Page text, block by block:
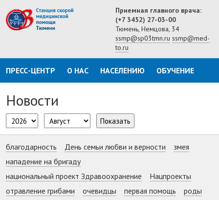
Приемная главного врача:
(+7 3452) 27-03-00
Тюмень, Немцова, 34
ssmp@sp03tmn.ru ssmp@med-
to.ru
ПРЕСС-ЦЕНТР О НАС НАСЕЛЕНИЮ ОБУЧЕНИЕ
Новости
Показать
благодарность День семьи любви и верности
змея
нападение на бригаду
национальный проект Здравоохранение
Нацпроекты
отравление грибами
очевидцы первая помощь
роды